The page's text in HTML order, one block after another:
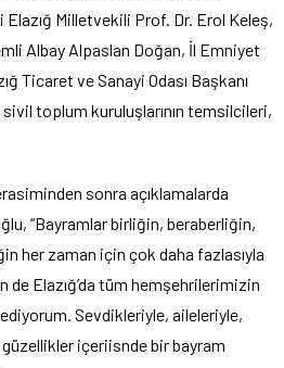
Milletvekili Prof. Dr. Erol Keleş,
Albay Alpaslan Doğan, İl Emniyet
Ticaret ve Sanayi Odası Başkanı
toplum kuruluşlarının temsilcileri,
sonra açıklamalarda
“Bayramlar birliğin, beraberliğin,
her zaman için çok daha fazlasıyla
de Elazığ’da tüm hemşehrilerimizin
Sevdikleriyle, aileleriyle,
içeriisnde bir bayram